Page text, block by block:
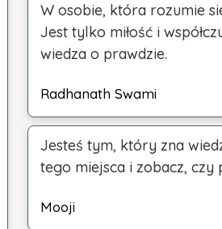
W osobie, która rozumie
Jest tylko miłość i
wiedza o prawdzie.
Radhanath Swami
Jesteś tym, który zna
tego miejsca i zobacz, czy
Mooji